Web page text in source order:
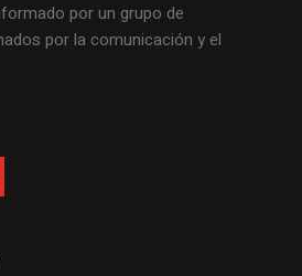
por un grupo de
por la comunicación y el